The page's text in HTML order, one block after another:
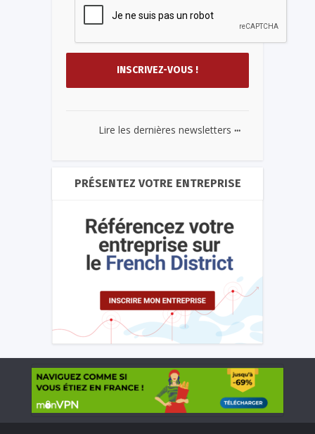
Lire les dernières newsletters ...
PRÉSENTEZ VOTRE ENTREPRISE